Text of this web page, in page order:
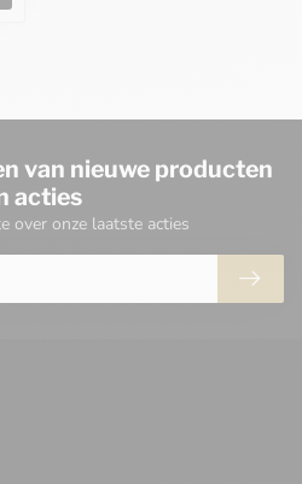
van nieuwe producten
acties
over onze laatste acties